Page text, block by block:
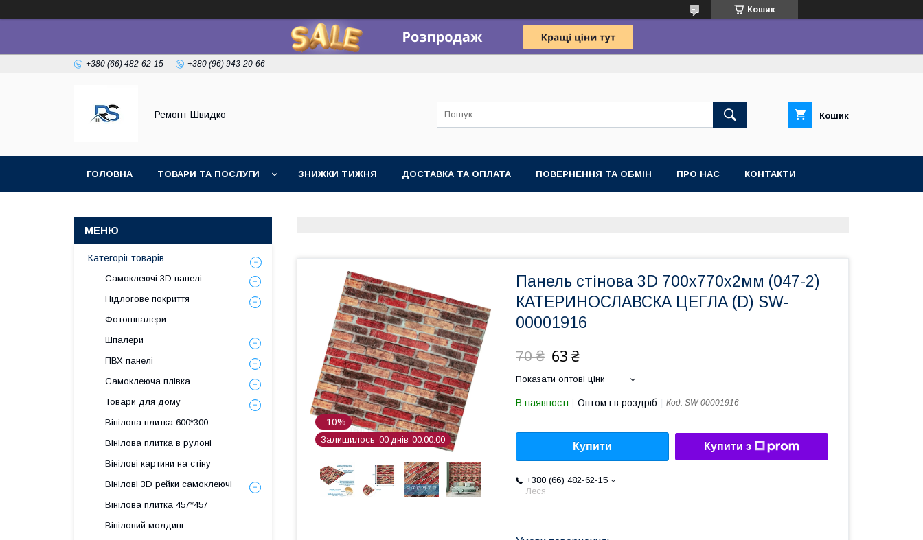
Кошик
+380 (66) 482-62-15 +380 (96) 943-20-66
Ремонт Швидко Кошик
ГОЛОВНА ТОВАРИ ТА ПОСЛУГИ ЗНИЖКИ ТИЖНЯ ДОСТАВКА ТА ОПЛАТА ПОВЕРНЕННЯ ТА ОБМІН ПРО НАС КОНТАКТИ
–10%
Залишилось 00 днів 00 00 00
Панель стінова 3D 700х770х2мм (047-2)
КАТЕРИНОСЛАВСКА ЦЕГЛА (D) SW-
00001916
70 ₴ 63 ₴
Показати оптові ціни
В наявності Оптом і в роздріб Код: SW-00001916
Купити Купити з
+380 (66) 482-62-15
Леся
Категорії товарів
Самоклеючі 3D панелі
Підлогове покриття
Фотошпалери
Шпалери
ПВХ панелі
Самоклеюча плівка
Товари для дому
Вінілова плитка 600*300
Вінілова плитка в рулоні
Вінілові картини на стіну
Вінілові 3D рейки самоклеючі
Вінілова плитка 457*457
Вініловий молдинг